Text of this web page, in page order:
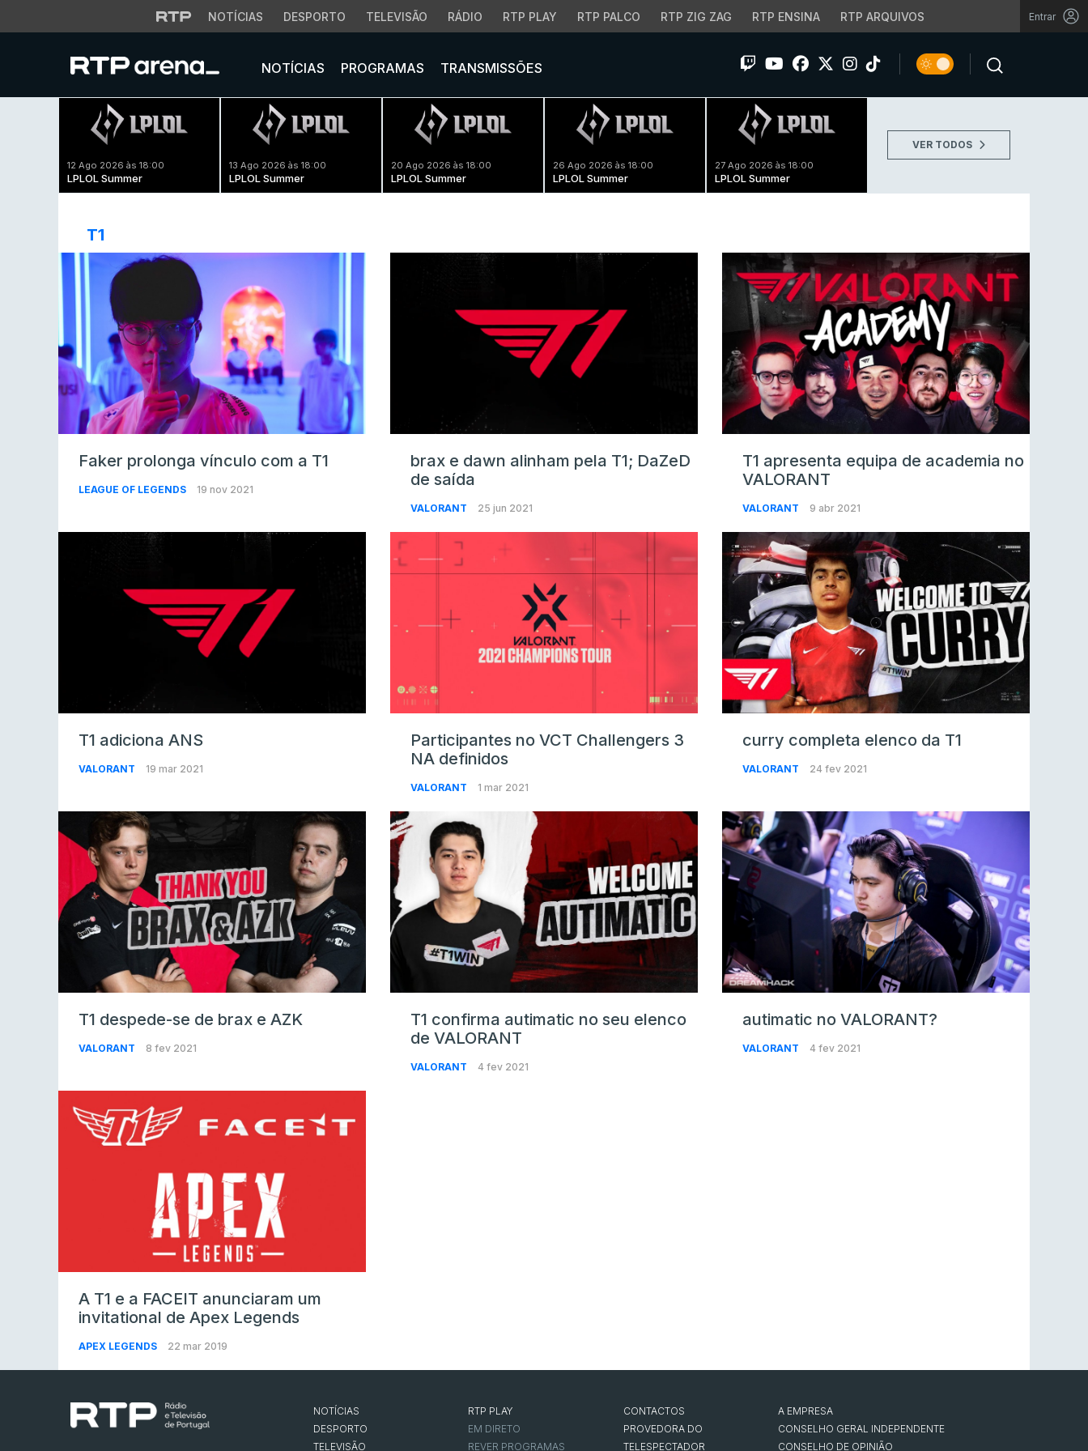
NOTÍCIAS DESPORTO TELEVISÃO RÁDIO RTP PLAY RTP PALCO RTP ZIG ZAG RTP ENSINA RTP ARQUIVOS Entrar
NOTÍCIAS PROGRAMAS TRANSMISSÕES
12 Ago 2026 às 18:00
LPLOL Summer
13 Ago 2026 às 18:00
LPLOL Summer
20 Ago 2026 às 18:00
LPLOL Summer
26 Ago 2026 às 18:00
LPLOL Summer
27 Ago 2026 às 18:00
LPLOL Summer
VER TODOS
T1
Faker prolonga vínculo com a T1
LEAGUE OF LEGENDS 19 nov 2021
brax e dawn alinham pela T1; DaZeD
de saída
VALORANT 25 jun 2021
T1 apresenta equipa de academia no
VALORANT
VALORANT 9 abr 2021
T1 adiciona ANS
VALORANT 19 mar 2021
Participantes no VCT Challengers 3
NA definidos
VALORANT 1 mar 2021
curry completa elenco da T1
VALORANT 24 fev 2021
T1 despede-se de brax e AZK
VALORANT 8 fev 2021
T1 confirma autimatic no seu elenco
de VALORANT
VALORANT 4 fev 2021
autimatic no VALORANT?
VALORANT 4 fev 2021
A T1 e a FACEIT anunciaram um
invitational de Apex Legends
APEX LEGENDS 22 mar 2019
NOTÍCIAS
DESPORTO
TELEVISÃO
RTP PLAY
EM DIRETO
REVER PROGRAMAS
CONTACTOS
PROVEDORA DO
TELESPECTADOR
A EMPRESA
CONSELHO GERAL INDEPENDENTE
CONSELHO DE OPINIÃO